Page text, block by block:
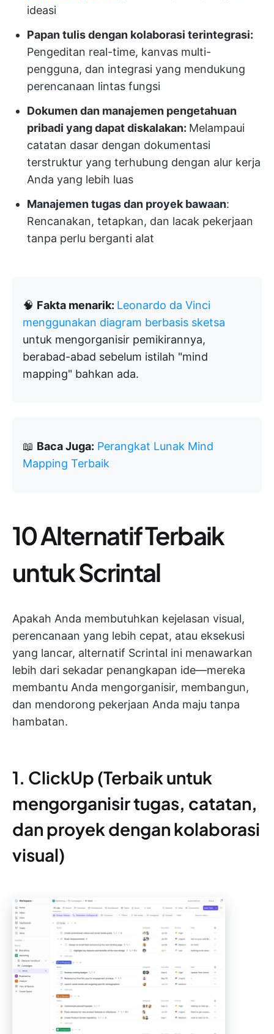
ideasi
Papan tulis dengan kolaborasi terintegrasi:
Pengeditan real-time, kanvas multi-
pengguna, dan integrasi yang mendukung
perencanaan lintas fungsi
Dokumen dan manajemen pengetahuan
pribadi yang dapat diskalakan: Melampaui
catatan dasar dengan dokumentasi
terstruktur yang terhubung dengan alur kerja
Anda yang lebih luas
Manajemen tugas dan proyek bawaan:
Rencanakan, tetapkan, dan lacak pekerjaan
tanpa perlu berganti alat
🧠 Fakta menarik: Leonardo da Vinci
menggunakan diagram berbasis sketsa
untuk mengorganisir pemikirannya,
berabad-abad sebelum istilah "mind
mapping" bahkan ada.
📖 Baca Juga: Perangkat Lunak Mind
Mapping Terbaik
10 Alternatif Terbaik
untuk Scrintal
Apakah Anda membutuhkan kejelasan visual,
perencanaan yang lebih cepat, atau eksekusi
yang lancar, alternatif Scrintal ini menawarkan
lebih dari sekadar penangkapan ide—mereka
membantu Anda mengorganisir, membangun,
dan mendorong pekerjaan Anda maju tanpa
hambatan.
1. ClickUp (Terbaik untuk
mengorganisir tugas, catatan,
dan proyek dengan kolaborasi
visual)